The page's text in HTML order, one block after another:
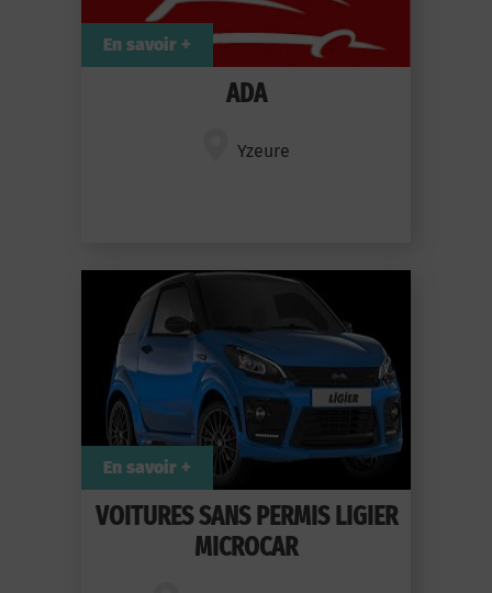
ADA
Yzeure
En savoir +
VOITURES SANS PERMIS LIGIER
MICROCAR
En savoir +